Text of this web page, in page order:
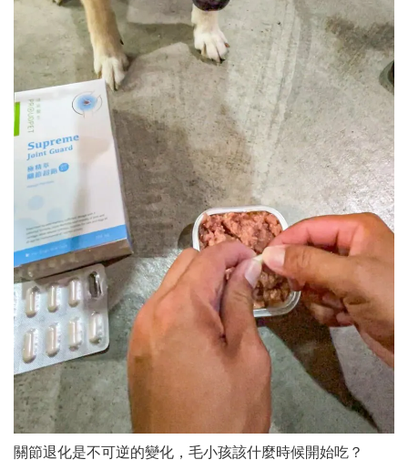
關節退化是不可逆的變化，毛小孩該什麼時候開始吃？